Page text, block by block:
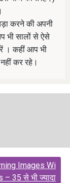
करने की अपनी
भी सालों से ऐसे
। कहीं आप भी
कर रहे।
Images Wi
– 35 से भी ज्यादा